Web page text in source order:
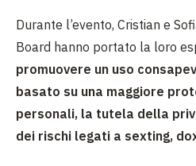
Durante l’evento, Cristian e
Board hanno portato la loro
promuovere un uso
basato su una maggiore
personali, la tutela della
dei rischi legati a sexting,